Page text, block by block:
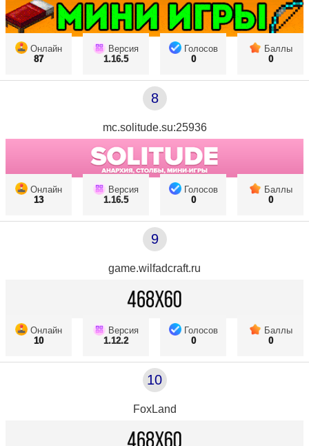
Онлайн
87
Версия
1.16.5
Голосов
0
Баллы
0
8
mc.solitude.su:25936
Онлайн
13
Версия
1.16.5
Голосов
0
Баллы
0
9
game.wilfadcraft.ru
Онлайн
10
Версия
1.12.2
Голосов
0
Баллы
0
10
FoxLand